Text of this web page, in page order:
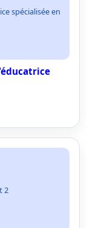
spécialisée en
2